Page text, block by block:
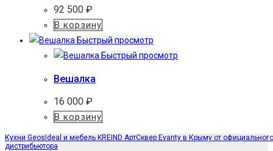
92 500 ₽
В корзину
Быстрый просмотр
Быстрый просмотр
Вешалка
16 000 ₽
В корзину
Кухни GeosIdeal и мебель KREIND АртСквер Evanty в Крыму от официального
дистрибьютора